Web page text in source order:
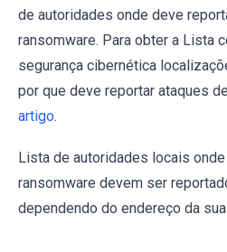
de autoridades onde deve
ransomware. Para obter a Lista
segurança cibernética
por que deve reportar ataques
artigo.
Lista de autoridades locais
ransomware devem ser
dependendo do endereço da